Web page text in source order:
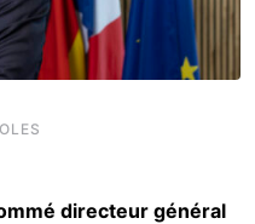
directeur général